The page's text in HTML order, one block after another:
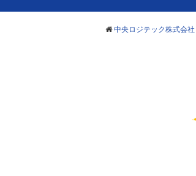
中央ロジテック株式会社